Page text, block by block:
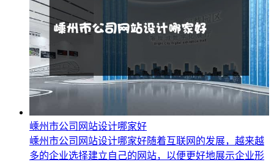
嵊州市公司网站设计哪家好
嵊州市公司网站设计哪家好随着互联网的发展，越来越
多的企业选择建立自己的网站，以便更好地展示企业形